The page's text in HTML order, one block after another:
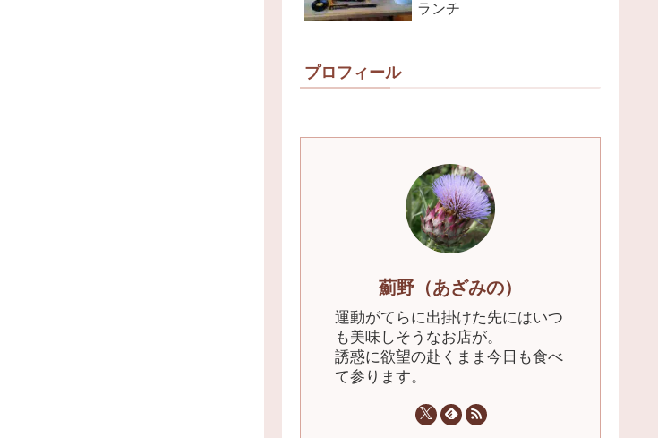
ランチ
プロフィール
薊野（あざみの）
運動がてらに出掛けた先にはいつ
も美味しそうなお店が。
誘惑に欲望の赴くまま今日も食べ
て参ります。